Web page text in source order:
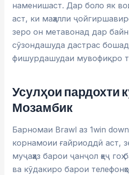
наменишаст. Дар боло як
аст, ки маҳалли
зеро он метавонад дар
сӯзондашуда дастрас
фишурдашудаи мувофиқро
Усулҳои пардохти
Мозамбик
Барномаи Brawl аз 1win
корнамоии ғайриоддӣ аст,
муҷаҳҳаз барои ҷанҷол ҳеҷ
ва кӯдакиро барои